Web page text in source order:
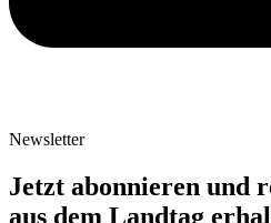
Newsletter
Jetzt abonnieren und
aus dem Landtag